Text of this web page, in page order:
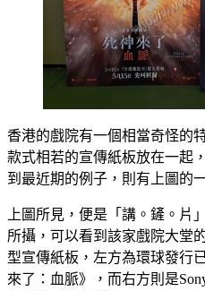
香港的戲院有一個相當奇怪的
款式相若的宣傳紙板放在一起
到最近期的例子，則有上圖的
上圖所見，便是「講。鏟。片
所攝，可以看到該家戲院大堂
型宣傳紙板，左方為環球發行
來了：血脈》，而右方則是